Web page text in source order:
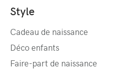
Style
Cadeau de naissance
Déco enfants
Faire-part de naissance